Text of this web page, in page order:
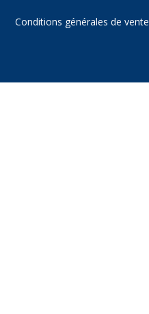
Conditions générales de vente